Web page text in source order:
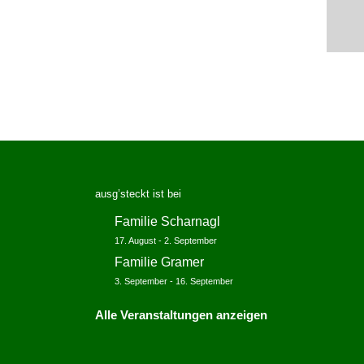
ausg’steckt ist bei
Familie Scharnagl
17. August - 2. September
Familie Gramer
3. September - 16. September
Alle Veranstaltungen anzeigen